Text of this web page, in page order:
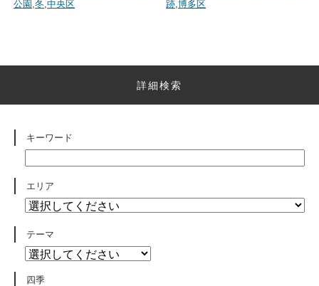
公園 ,冬,中央区
跡,博多区
詳細検索
キーワード
エリア
テーマ
四季